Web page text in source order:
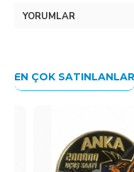
YORUMLAR
EN ÇOK SATINLANLAR